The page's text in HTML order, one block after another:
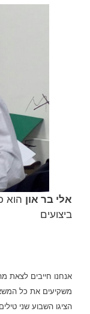
אלי בר און הוא
ביצועים
אנחנו חייבים לצאת
משקיעים את כל
הציגו השבוע שני